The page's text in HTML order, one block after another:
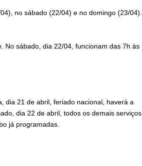
no sábado (22/04) e no domingo (23/04).
No sábado, dia 22/04, funcionam das 7h às
dia 21 de abril, feriado nacional, haverá a
dia 22 de abril, todos os ​demais ​serviços
já programadas.